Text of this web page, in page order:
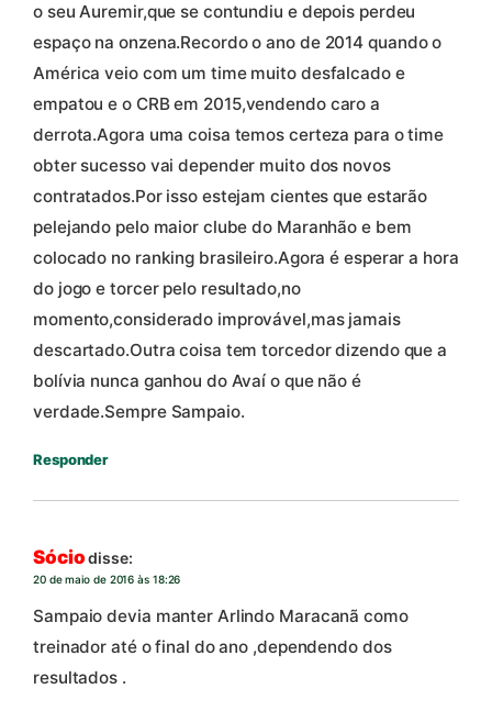
o seu Auremir,que se contundiu e depois perdeu
espaço na onzena.Recordo o ano de 2014 quando o
América veio com um time muito desfalcado e
empatou e o CRB em 2015,vendendo caro a
derrota.Agora uma coisa temos certeza para o time
obter sucesso vai depender muito dos novos
contratados.Por isso estejam cientes que estarão
pelejando pelo maior clube do Maranhão e bem
colocado no ranking brasileiro.Agora é esperar a hora
do jogo e torcer pelo resultado,no
momento,considerado improvável,mas jamais
descartado.Outra coisa tem torcedor dizendo que a
bolívia nunca ganhou do Avaí o que não é
verdade.Sempre Sampaio.
Responder
Sócio disse:
20 de maio de 2016 às 18:26
Sampaio devia manter Arlindo Maracanã como
treinador até o final do ano ,dependendo dos
resultados .